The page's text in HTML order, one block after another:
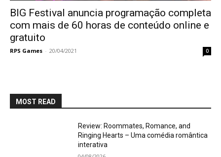
BIG Festival anuncia programação completa
com mais de 60 horas de conteúdo online e
gratuito
RPS Games - 20/04/2021 0
MOST READ
Review: Roommates, Romance, and
Ringing Hearts – Uma comédia romântica
interativa